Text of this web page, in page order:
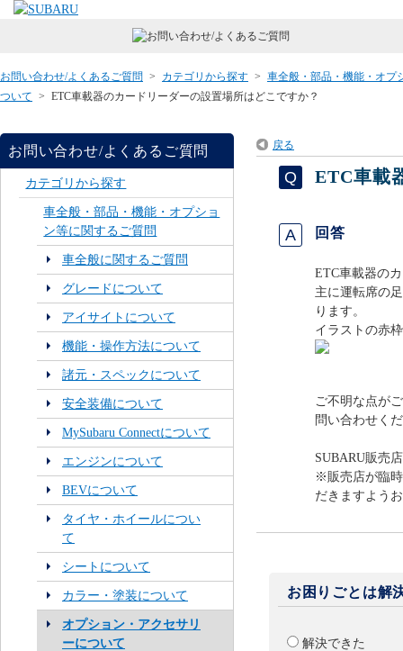
お問い合わせ/よくあるご質問 > カテゴリから探す > 車全般・部品・機能・オプ
ついて > ETC車載器のカードリーダーの設置場所はどこですか？
お問い合わせ/よくあるご質問
カテゴリから探す
車全般・部品・機能・オプショ
ン等に関するご質問
車全般に関するご質問
グレードについて
アイサイトについて
機能・操作方法について
諸元・スペックについて
安全装備について
MySubaru Connectについて
エンジンについて
BEVについて
タイヤ・ホイールについ
て
シートについて
カラー・塗装について
オプション・アクセサリ
ーについて
戻る
ETC車載
回答
ETC車載器の
主に運転席の
ります。
イラストの赤
ご不明な点が
問い合わせく
SUBARU販売
※販売店が臨
だきますよう
お困りごとは解
解決できた